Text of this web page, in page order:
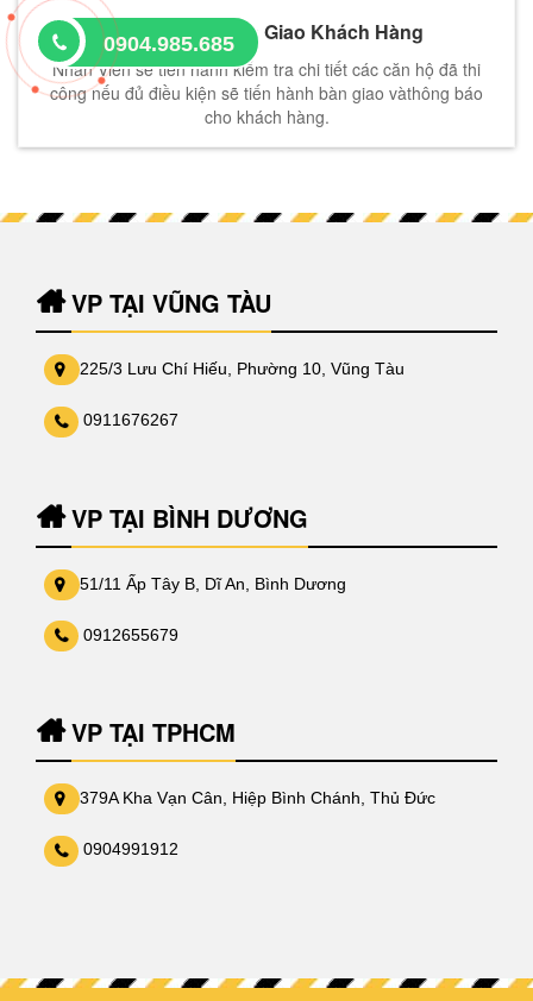
Kiểm Tra Và Bàn Giao Khách Hàng
Nhân Viên sẽ tiến hành kiểm tra chi tiết các căn hộ đã thi
công nếu đủ điều kiện sẽ tiến hành bàn giao vàthông báo
cho khách hàng.
VP TẠI VŨNG TÀU
225/3 Lưu Chí Hiếu, Phường 10, Vũng Tàu
0911676267
VP TẠI BÌNH DƯƠNG
51/11 Ấp Tây B, Dĩ An, Bình Dương
0912655679
VP TẠI TPHCM
379A Kha Vạn Cân, Hiệp Bình Chánh, Thủ Đức
0904991912
0904.985.685